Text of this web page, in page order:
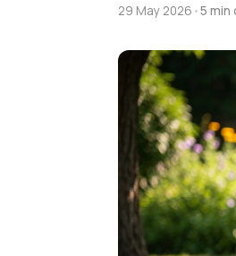
29 May 2026 •5 min